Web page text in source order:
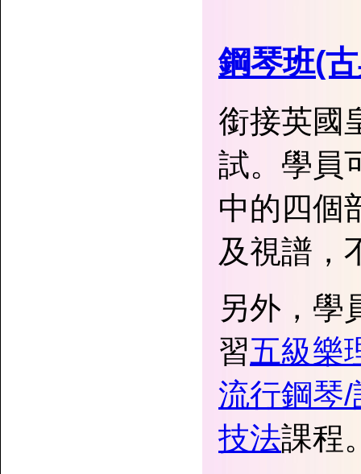
鋼琴班(
銜接英國
試。學員
中的四
及視譜，
另外，學
習五級樂
流行鋼琴
技法課程